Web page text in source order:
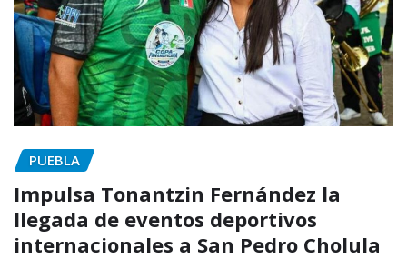
PUEBLA
Impulsa Tonantzin Fernández la
llegada de eventos deportivos
internacionales a San Pedro Cholula